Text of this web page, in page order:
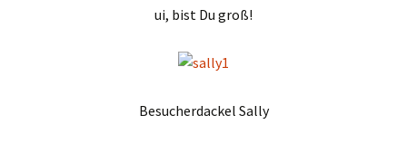
ui, bist Du groß!
Besucherdackel Sally